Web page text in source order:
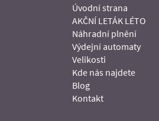
Úvodní strana
AKČNÍ LETÁK LÉTO
Náhradní plnění
Výdejní automaty
Velikosti
Kde nás najdete
Blog
Kontakt